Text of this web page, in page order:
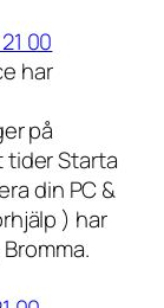
00
har
på
tider Starta
din PC &
) har